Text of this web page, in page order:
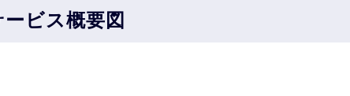
ビス概要図